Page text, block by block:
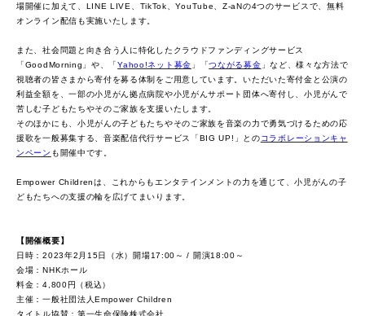
場開催に加えて、LINE LIVE、TikTok、YouTube、Z-aNの4つのサービスで、無料
オンライン配信も実施いたします。
また、社会問題と向き合う人に特化したクラウドファンディングサービス
「GoodMorning」や、「Yahoo!ネット募金 」「つながる募金 」など、様々な方法で
視聴者の皆さまから寄付を募る体制をご用意しています。いただいた寄付金と公演の
利益全額を、一部の小児がん拠点病院や小児がんサポート団体へ寄付し、小児がんで
苦しむ子どもたちやそのご家族を支援いたします。
そのほかにも、小児がんの子どもたちやそのご家族を音楽の力で勇気づけるための応
援歌を一般募集する、音楽配信代行サービス「BIG UP!」とのコラボレーションキャ
ンペーン も開催中です。
Empower Childrenは、これからもエンタテインメントの力を通じて、小児がんの子
どもたちへの支援の輪を広げてまいります。
【開催概要】
日時：2023年2月15日（水）開場17:00～ / 開演18:00～
会場：NHKホール
料金：4,800円（税込）
主催：一般社団法人Empower Children
タイトル協賛：第一生命保険株式会社